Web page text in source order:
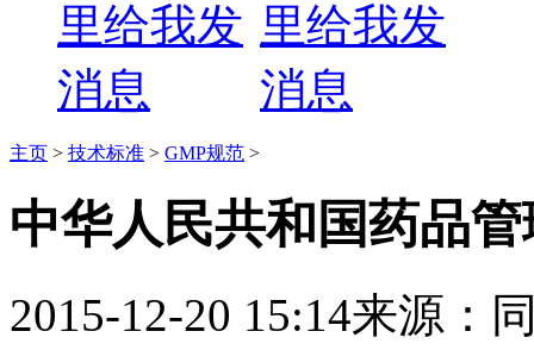
主页 > 技术标准 > GMP规范 >
中华人民共和国药品
2015-12-20 15:14来源：